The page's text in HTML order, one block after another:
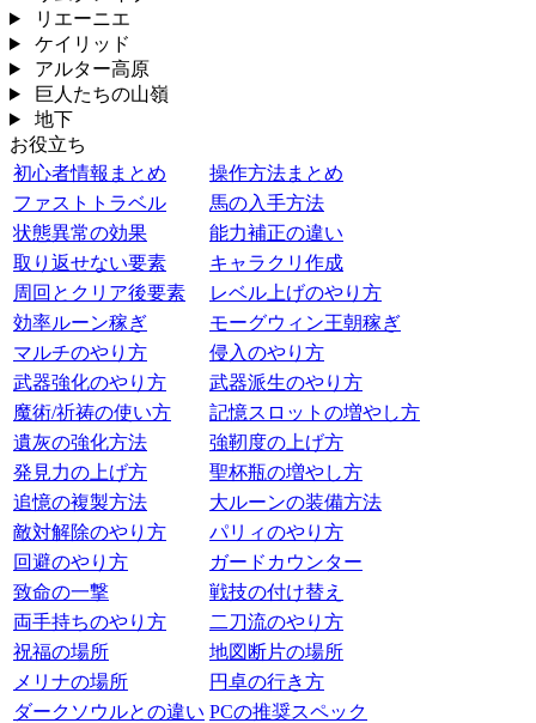
リエーニエ
ケイリッド
アルター高原
巨人たちの山嶺
地下
お役立ち
初心者情報まとめ
操作方法まとめ
ファストトラベル
馬の入手方法
状態異常の効果
能力補正の違い
取り返せない要素
キャラクリ作成
周回とクリア後要素
レベル上げのやり方
効率ルーン稼ぎ
モーグウィン王朝稼ぎ
マルチのやり方
侵入のやり方
武器強化のやり方
武器派生のやり方
魔術/祈祷の使い方
記憶スロットの増やし方
遺灰の強化方法
強靭度の上げ方
発見力の上げ方
聖杯瓶の増やし方
追憶の複製方法
大ルーンの装備方法
敵対解除のやり方
パリィのやり方
回避のやり方
ガードカウンター
致命の一撃
戦技の付け替え
両手持ちのやり方
二刀流のやり方
祝福の場所
地図断片の場所
メリナの場所
円卓の行き方
ダークソウルとの違い PCの推奨スペック